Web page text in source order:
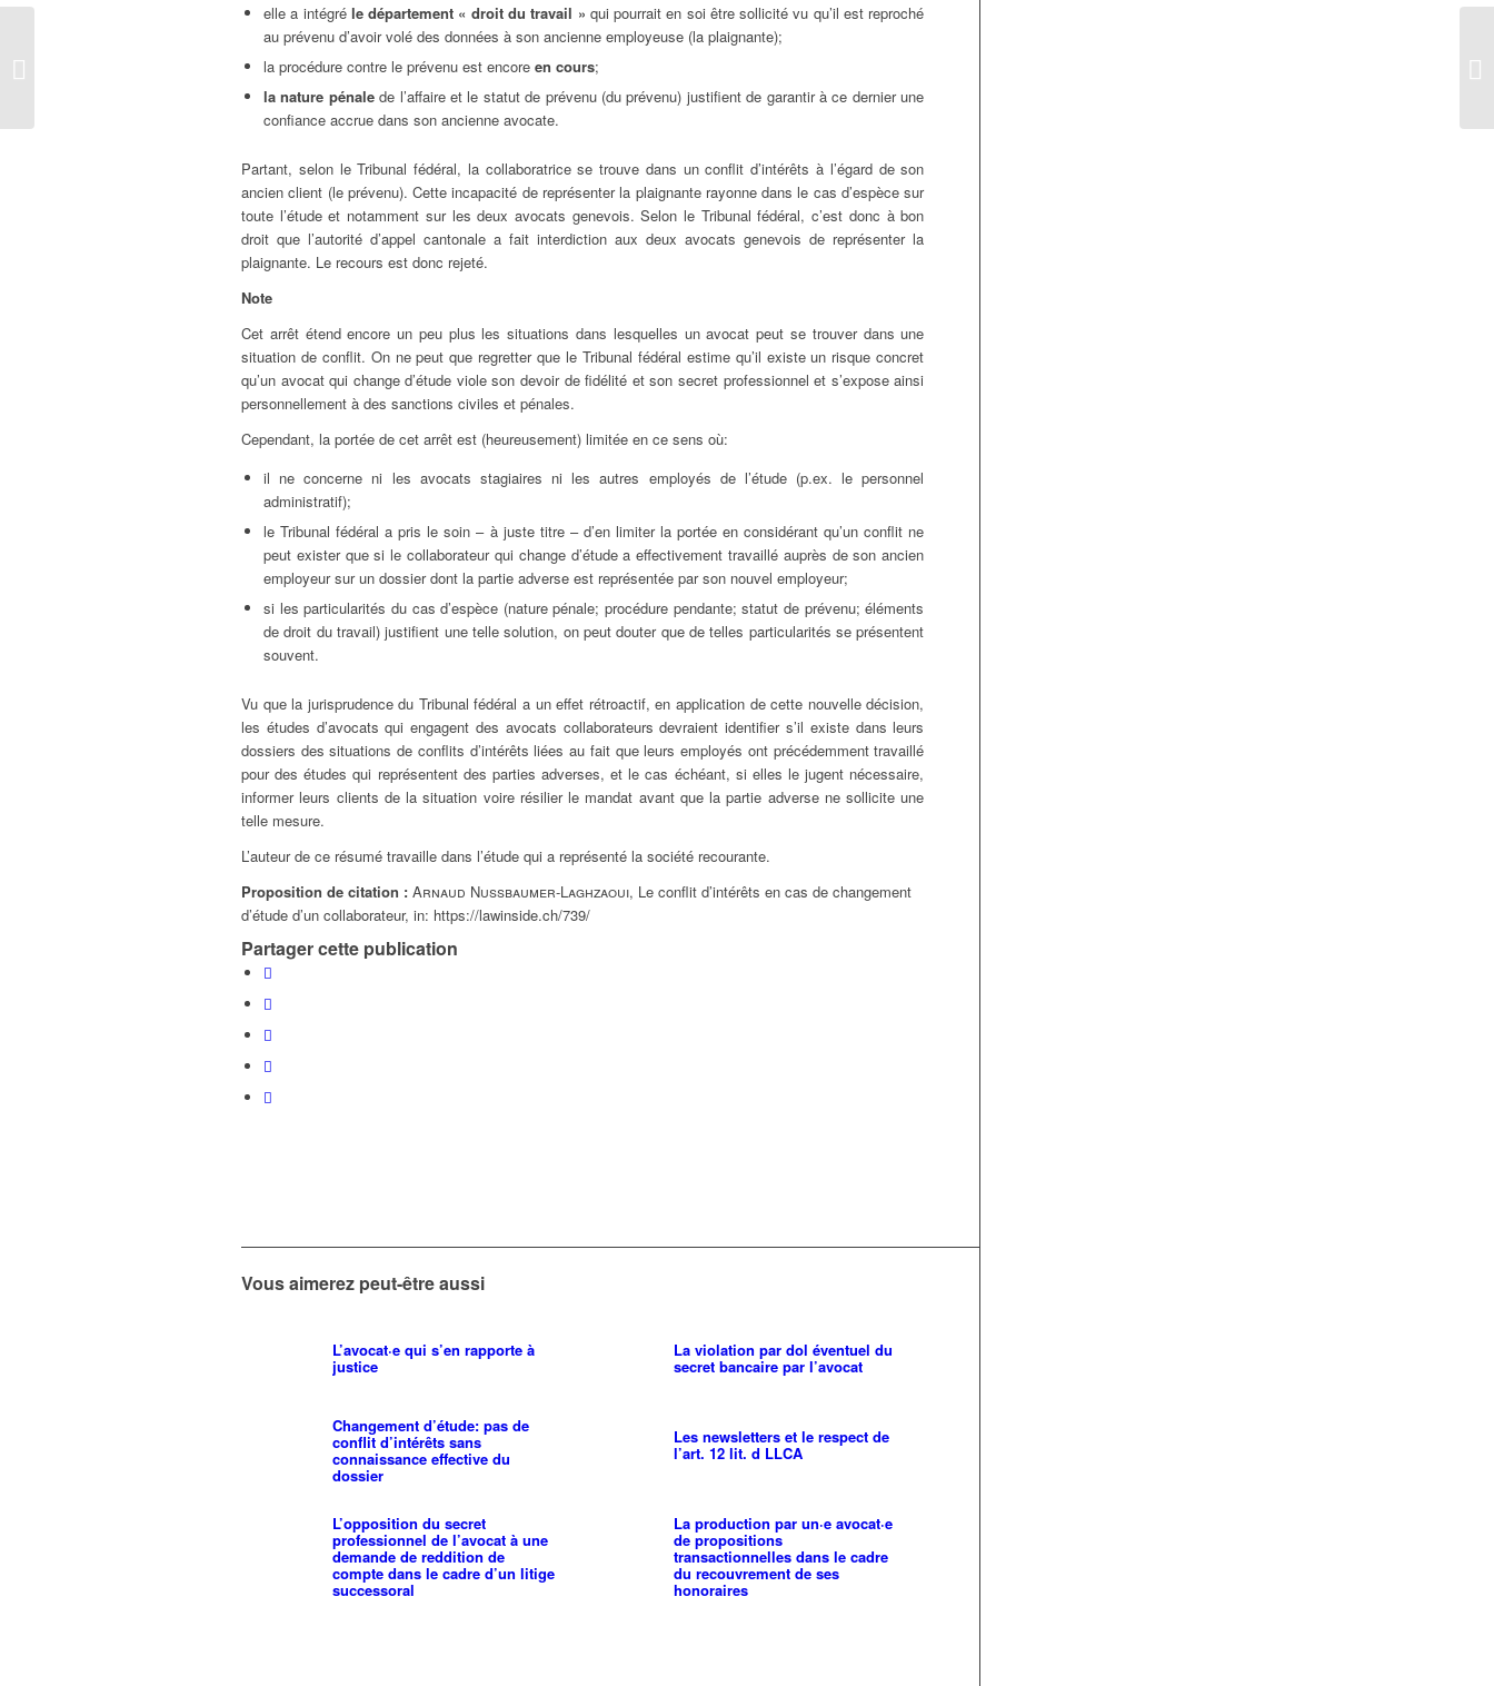
elle a intégré le département « droit du travail » qui pourrait en soi être sollicité vu qu’il est reproché
au prévenu d’avoir volé des données à son ancienne employeuse (la plaignante);
la procédure contre le prévenu est encore en cours;
la nature pénalede l’affaire et le statut de prévenu (du prévenu) justifient de garantir à ce dernier une
confiance accrue dans son ancienne avocate.
Partant, selon le Tribunal fédéral, la collaboratrice se trouve dans un conflit d’intérêts à l’égard de son
ancien client (le prévenu). Cette incapacité de représenter la plaignante rayonne dans le cas d’espèce sur
toute l’étude et notamment sur les deux avocats genevois. Selon le Tribunal fédéral, c’est donc à bon
droit que l’autorité d’appel cantonale a fait interdiction aux deux avocats genevois de représenter la
plaignante. Le recours est donc rejeté.
Note
Cet arrêt étend encore un peu plus les situations dans lesquelles un avocat peut se trouver dans une
situation de conflit. On ne peut que regretter que le Tribunal fédéral estime qu’il existe un risque concret
qu’un avocat qui change d’étude viole son devoir de fidélité et son secret professionnel et s’expose ainsi
personnellement à des sanctions civiles et pénales.
Cependant, la portée de cet arrêt est (heureusement) limitée en ce sens où:
il ne concerne ni les avocats stagiaires ni les autres employés de l’étude (p.ex. le personnel
administratif);
le Tribunal fédéral a pris le soin – à juste titre – d’en limiter la portée en considérant qu’un conflit ne
peut exister que si le collaborateur qui change d’étude a effectivement travaillé auprès de son ancien
employeur sur un dossier dont la partie adverse est représentée par son nouvel employeur;
si les particularités du cas d’espèce (nature pénale; procédure pendante; statut de prévenu; éléments
de droit du travail) justifient une telle solution, on peut douter que de telles particularités se présentent
souvent.
Vu que la jurisprudence du Tribunal fédéral a un effet rétroactif, en application de cette nouvelle décision,
les études d’avocats qui engagent des avocats collaborateurs devraient identifier s’il existe dans leurs
dossiers des situations de conflits d’intérêts liées au fait que leurs employés ont précédemment travaillé
pour des études qui représentent des parties adverses, et le cas échéant, si elles le jugent nécessaire,
informer leurs clients de la situation voire résilier le mandat avant que la partie adverse ne sollicite une
telle mesure.
L’auteur de ce résumé travaille dans l’étude qui a représenté la société recourante.
Proposition de citation : Arnaud Nussbaumer-Laghzaoui, Le conflit d’intérêts en cas de changement
d’étude d’un collaborateur, in: https://lawinside.ch/739/
Partager cette publication
Vous aimerez peut-être aussi
L’avocat·e qui s’en rapporte à
justice
La violation par dol éventuel du
secret bancaire par l’avocat
Changement d’étude: pas de
conflit d’intérêts sans
connaissance effective du
dossier
Les newsletters et le respect de
l’art. 12 lit. d LLCA
L’opposition du secret
professionnel de l’avocat à une
demande de reddition de
compte dans le cadre d’un litige
successoral
La production par un·e avocat·e
de propositions
transactionnelles dans le cadre
du recouvrement de ses
honoraires